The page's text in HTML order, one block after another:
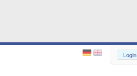
Login